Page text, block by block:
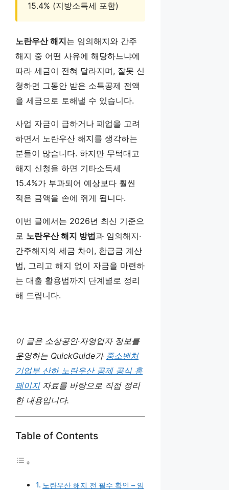
15.4% (지방소득세 포함)
노란우산 해지는 임의해지와 간주
해지 중 어떤 사유에 해당하느냐에
따라 세금이 전혀 달라지며, 잘못 신
청하면 그동안 받은 소득공제 전액
을 세금으로 토해낼 수 있습니다.
사업 자금이 급하거나 폐업을 고려
하면서 노란우산 해지를 생각하는
분들이 많습니다. 하지만 무턱대고
해지 신청을 하면 기타소득세
15.4%가 부과되어 예상보다 훨씬
적은 금액을 손에 쥐게 됩니다.
이번 글에서는 2026년 최신 기준으
로 노란우산 해지 방법과 임의해지·
간주해지의 세금 차이, 환급금 계산
법, 그리고 해지 없이 자금을 마련하
는 대출 활용법까지 단계별로 정리
해 드립니다.
이 글은 소상공인·자영업자 정보를
운영하는 QuickGuide가 중소벤처
기업부 산하 노란우산 공제 공식 홈
페이지자료를 바탕으로 직접 정리
한 내용입니다.
Table of Contents
노란우산 해지 전 필수 확인 – 임